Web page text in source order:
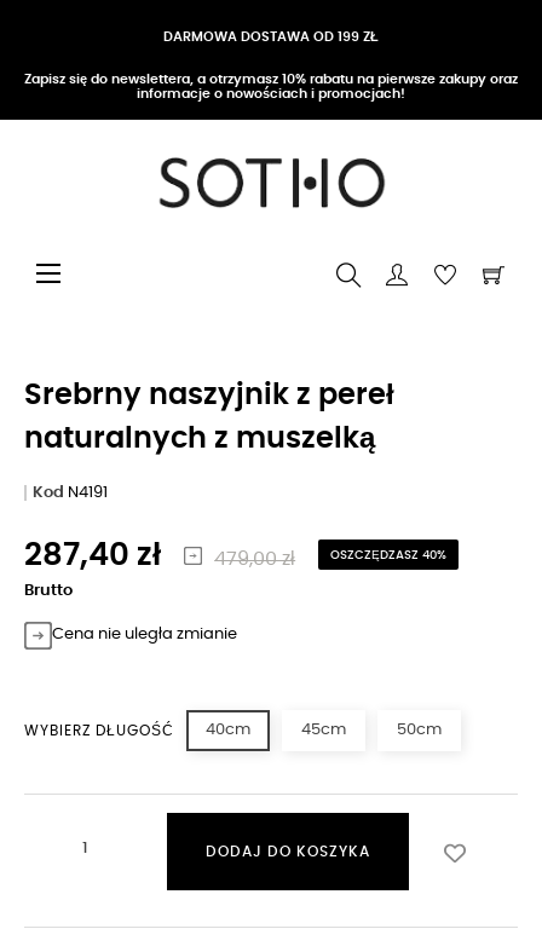
DARMOWA DOSTAWA OD 199 ZŁ
Zapisz się do newslettera, a otrzymasz 10% rabatu na pierwsze zakupy oraz
informacje o nowościach i promocjach!
Przełącz nawigację
☰
Srebrny naszyjnik z pereł
naturalnych z muszelką
Kod N4191
287,40 zł 479,00 zł OSZCZĘDZASZ 40%
Brutto
Cena nie uległa zmianie
WYBIERZ DŁUGOŚĆ 40cm 45cm 50cm
DODAJ DO KOSZYKA